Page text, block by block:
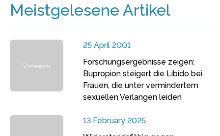
Meistgelesene Artikel
25 April 2001
Forschungsergebnisse zeigen:
Bupropion steigert die Libido bei
Frauen, die unter vermindertem
sexuellen Verlangen leiden
13 February 2025